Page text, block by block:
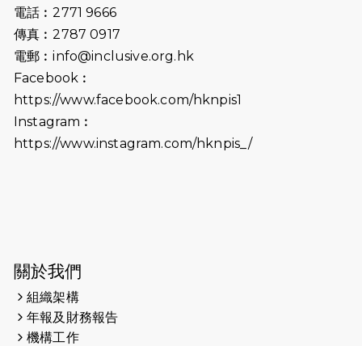
2025-06-15
會及愛。匯聚商龍會支持！
2025-06-09
《猛龍傳之誰怕誰》電影欣賞 - 感謝
生，GBS，JP出席
2025-06-06
《為你喝采陳百強歌迷會》慷慨贊助
38張門票欣賞香港中樂團 X 陳百強 —
2025-03-21
2025-02-20
2025-02-06
電話︰2771 9666
傳真︰2787 0917
電郵︰info@inclusive.org.hk
Facebook︰
https://www.facebook.com/hknpis1
Instagram︰
https://www.instagram.com/hknpis_/
關於我們
組織架構
年報及財務報告
機構工作